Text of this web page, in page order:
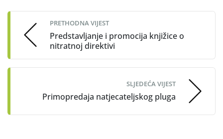
navigation
PRETHODNA VIJEST
Predstavljanje i promocija knjižice o
nitratnoj direktivi
SLJEDEĆA VIJEST
Primopredaja natjecateljskog pluga